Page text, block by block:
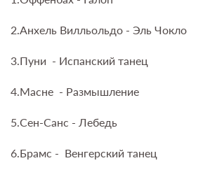
2.Анхель Вилльольдо - Эль Чокло
3.Пуни - Испанский танец
4.Масне - Размышление
5.Сен-Санс - Лебедь
6.Брамс - Венгерский танец